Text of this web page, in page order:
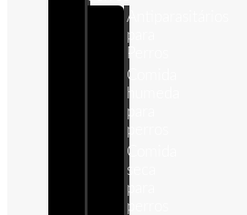
Antiparasitários
para
Perros
Comida
humeda
para
perros
Comida
seca
para
perros